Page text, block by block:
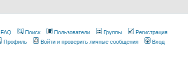
FAQ Поиск Пользователи Группы
Регистрация
Профиль
Войти и проверить личные сообщения Вход